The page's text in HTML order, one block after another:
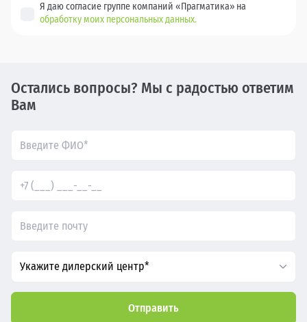
Я даю согласие группе компаний «Прагматика» на
обработку моих персональных данных.
Остались вопросы? Мы с радостью ответим
Вам
Укажите дилерский центр*
Отправить